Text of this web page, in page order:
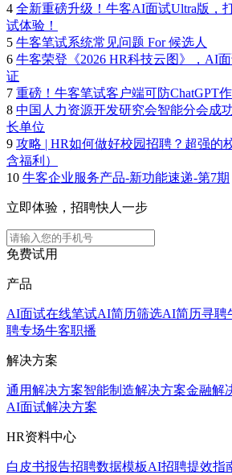
4 全新重磅升级！牛客AI面试Ultra版，
试体验！
5 牛客笔试系统常见问题 For 候选人
6 牛客荣登《2026 HR科技云图》，AI
证
7 重磅！牛客笔试客户端可防ChatGPT
8 中国人力资源开发研究会智能分会成
长单位
9 攻略 | HR如何做好校园招聘？超强的
含福利）
10 牛客企业服务产品-新功能速递-第7期
立即体验，招聘快人一步
免费试用
产品
AI面试在线笔试AI简历筛选AI简历寻聘
聘专场牛客职播
解决方案
通用解决方案智能制造解决方案金融解
AI面试解决方案
HR资料中心
白皮书报告招聘数据模板AI招聘提效指